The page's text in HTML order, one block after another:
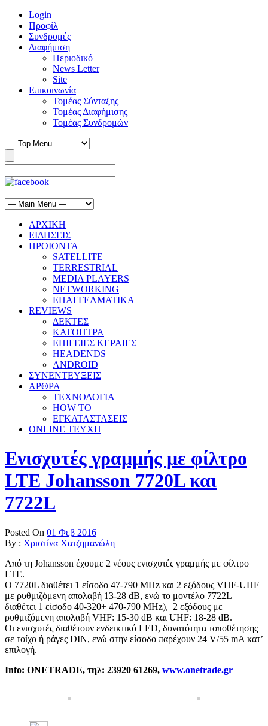
Login
Προφίλ
Συνδρομές
Διαφήμιση
Περιοδικό
News Letter
Site
Επικοινωνία
Τομέας Σύνταξης
Τομέας Διαφήμισης
Τομέας Συνδρομών
ΑΡΧΙΚΗ
ΕΙΔΗΣΕΙΣ
ΠΡΟΙΟΝΤΑ
SATELLITE
TERRESTRIAL
MEDIA PLAYERS
NETWORKING
ΕΠΑΓΓΕΛΜΑΤΙΚΑ
REVIEWS
ΔΕΚΤΕΣ
ΚΑΤΟΠΤΡΑ
ΕΠΙΓΕΙΕΣ ΚΕΡΑΙΕΣ
HEADENDS
ANDROID
ΣΥΝΕΝΤΕΥΞΕΙΣ
ΑΡΘΡΑ
ΤΕΧΝΟΛΟΓΙΑ
HOW TO
ΕΓΚΑΤΑΣΤΑΣΕΙΣ
ONLINE TEYXH
Ενισχυτές γραμμής με φίλτρο
LTE Johansson 7720L και
7722L
Posted On 01 Φεβ 2016
By : Χριστίνα Χατζημανώλη
Από τη Johansson έχουμε 2 νέους ενισχυτές γραμμής με φίλτρο
LTE.
Ο 7720L διαθέτει 1 είσοδο 47-790 MHz και 2 εξόδους VHF-UHF
με ρυθμιζόμενη απολαβή 13-28 dB, ενώ το μοντέλο 7722L
διαθέτει 1 είσοδο 40-320+ 470-790 MHz), 2 εξόδους με
ρυθμιζόμενη απολαβή VHF: 15-30 dB και UHF: 18-28 dB.
Οι ενισχυτές διαθέτουν ενδεικτικό LED, δυνατότητα τοποθέτησης
σε τοίχο ή ράγες DIN, ενώ στην είσοδο παρέχουν 24 V/55 mA κατ’
επιλογή.
Info: ONETRADE, τηλ: 23920 61269, www.onetrade.gr